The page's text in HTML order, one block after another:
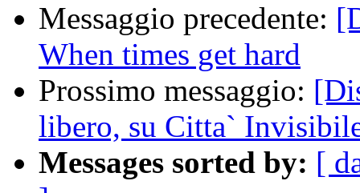
Messaggio precedente:
When times get hard
Prossimo messaggio:
libero, su Citta`
Messages sorted by: [